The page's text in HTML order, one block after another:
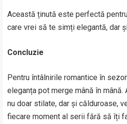
Această ținută este perfectă
care vrei să te simți elegantă, dar
Concluzie
Pentru întâlnirile romantice în
eleganța pot merge mână în
nu doar stilate, dar și călduroase,
fiecare moment al serii fără să îți